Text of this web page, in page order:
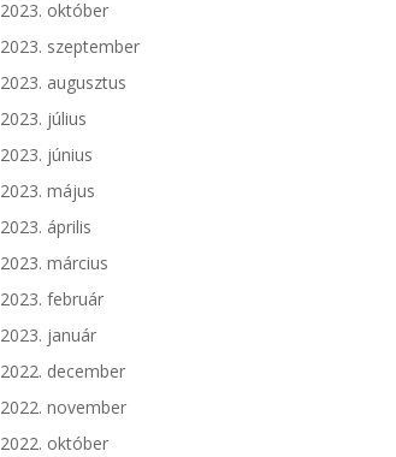
2023. október
2023. szeptember
2023. augusztus
2023. július
2023. június
2023. május
2023. április
2023. március
2023. február
2023. január
2022. december
2022. november
2022. október